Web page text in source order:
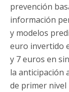
prevención
información
y modelos
euro invertido
y 7 euros en
la anticipación
de primer nivel